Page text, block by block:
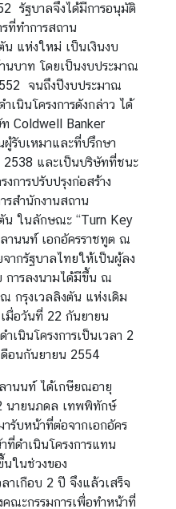
รัฐบาลจึงได้มีการอนุมัติ
รที่ทำการสถาน
น แห่งใหม่ เป็นเงินงบ
บาท โดยเป็นงบประมาณ
จนถึงปีงบประมาณ
เนินโครงการดังกล่าว ได้
Coldwell Banker
ผู้รับเหมาและที่ปรึกษา
2538 และเป็นบริษัทที่ชนะ
การปรับปรุงก่อสร้าง
รสำนักงานสถาน
น ในลักษณะ “Turn Key
านนท์ เอกอัครราชทูต ณ
ากรัฐบาลไทยให้เป็นผู้ลง
การลงนามได้มีขึ้น ณ
กรุงเวลลิงตัน แห่งเดิม
มื่อวันที่ 22 กันยายน
เนินโครงการเป็นเวลา 2
อนกันยายน 2554
นนท์ ได้เกษียณอายุ
นายนภดล เทพพิทักษ์
รับหน้าที่ต่อจากเอกอัคร
ที่ดำเนินโครงการแทน
นในช่วงของ
าเกือบ 2 ปี จึงแล้วเสร็จ
ณะกรรมการเพื่อทำหน้าที่